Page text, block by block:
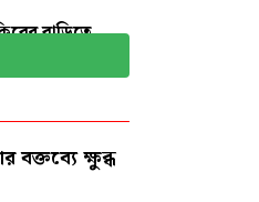
বাড়িতে
ববি হাজ্জাজ
বক্তব্যে ক্ষুব্ধ